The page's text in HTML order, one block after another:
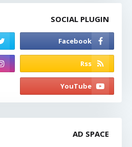
SOCIAL PLUGIN
AD SPACE